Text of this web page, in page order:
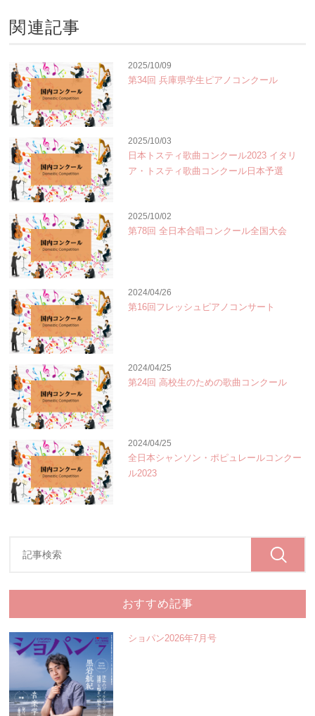
関連記事
2025/10/09
第34回 兵庫県学生ピアノコンクール
2025/10/03
日本トスティ歌曲コンクール2023 イタリ
ア・トスティ歌曲コンクール日本予選
2025/10/02
第78回 全日本合唱コンクール全国大会
2024/04/26
第16回フレッシュピアノコンサート
2024/04/25
第24回 高校生のための歌曲コンクール
2024/04/25
全日本シャンソン・ポピュレールコンクー
ル2023
おすすめ記事
ショパン2026年7月号